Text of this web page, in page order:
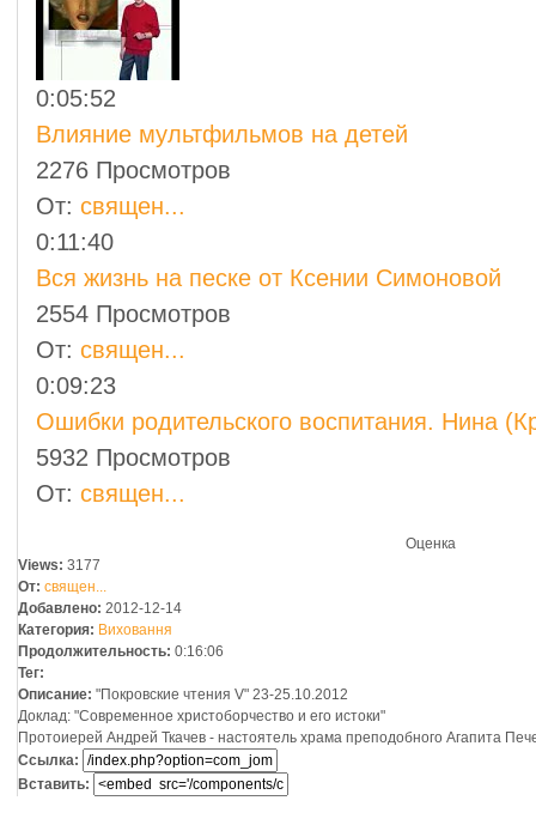
0:05:52
Влияние мультфильмов на детей
2276 Просмотров
От: священ...
0:11:40
Вся жизнь на песке от Ксении Симоновой
2554 Просмотров
От: священ...
0:09:23
Ошибки родительского воспитания. Нина
5932 Просмотров
От: священ...
Оценка
Views: 3177
От: священ...
Добавлено: 2012-12-14
Категория: Виховання
Продолжительность: 0:16:06
Тег:
Описание: "Покровские чтения V" 23-25.10.2012
Доклад: "Современное христоборчество и его истоки"
Протоиерей Андрей Ткачев - настоятель храма преподобного Агапита
Ссылка:
Вставить: